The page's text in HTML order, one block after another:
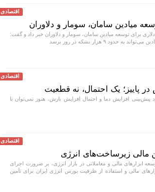
اقتصادی
حدود ۱۰۰ میلیون دلاری برای توسعه میادین سامان، سومار و دلاوران خبر داد و گفت:
۹ هزار بشکه در روز برسد
اقتصادی
افزایش دما و احتمال افزایش بارش، هنوز نمی‌توان با
اقتصادی
مالی زیرساخت‌های انرژی
ابزار‌های مالی و معاملاتی در بازار انرژی، بر ضرورت اجرای
مالی و استفاده از ظرفیت بورس انرژی ایران برای تأمین